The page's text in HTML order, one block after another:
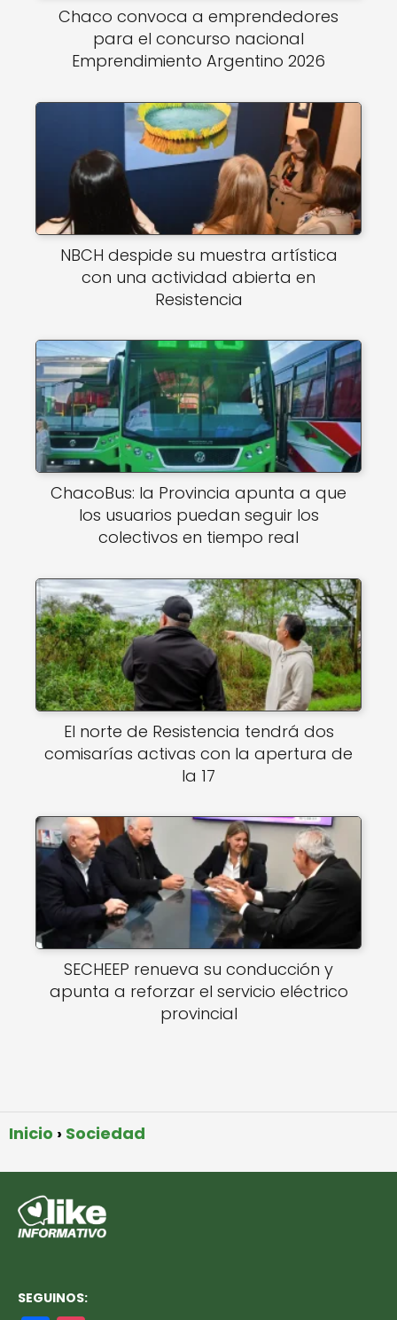
Chaco convoca a emprendedores
para el concurso nacional
Emprendimiento Argentino 2026
NBCH despide su muestra artística
con una actividad abierta en
Resistencia
ChacoBus: la Provincia apunta a que
los usuarios puedan seguir los
colectivos en tiempo real
El norte de Resistencia tendrá dos
comisarías activas con la apertura de
la 17
SECHEEP renueva su conducción y
apunta a reforzar el servicio eléctrico
provincial
Inicio Sociedad
SEGUINOS: